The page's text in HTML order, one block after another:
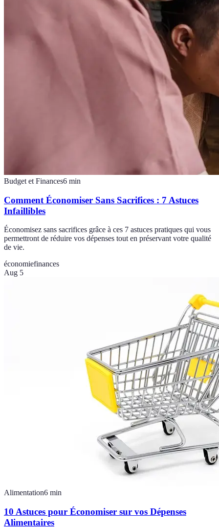
Budget et Finances6 min
Comment Économiser Sans Sacrifices : 7 Astuces
Infaillibles
Économisez sans sacrifices grâce à ces 7 astuces pratiques qui vous
permettront de réduire vos dépenses tout en préservant votre qualité
de vie.
économiefinances
Aug 5
Alimentation6 min
10 Astuces pour Économiser sur vos Dépenses
Alimentaires